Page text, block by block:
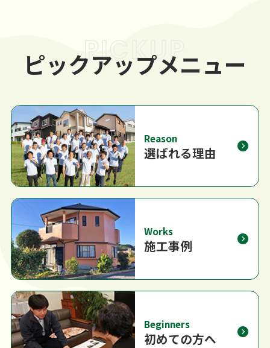
PICKUP
ピックアップメニュー
Reason
選ばれる理由
Works
施工事例
Beginners
初めての方へ